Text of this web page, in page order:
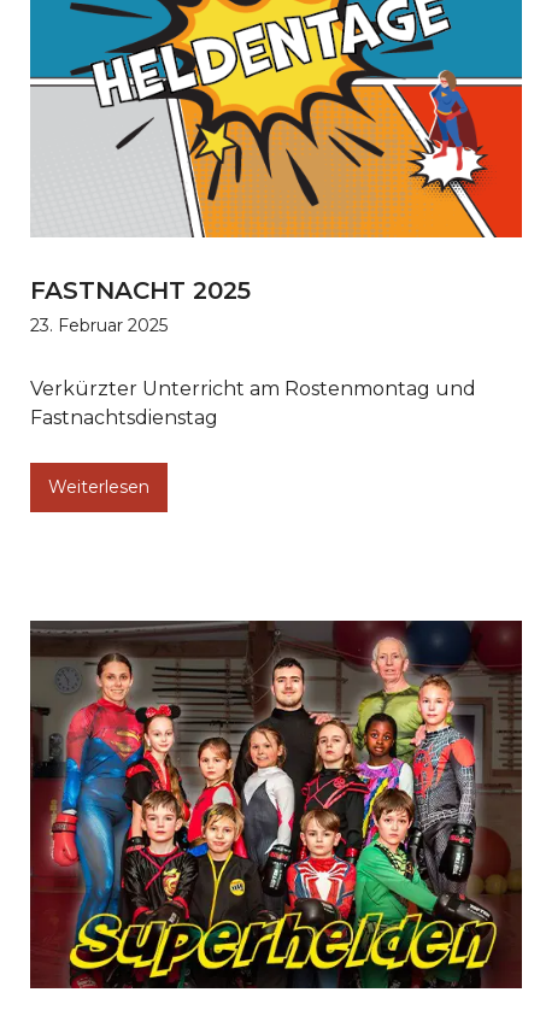
FASTNACHT 2025
23. Februar 2025
Verkürzter Unterricht am Rostenmontag und
Fastnachtsdienstag
Weiterlesen